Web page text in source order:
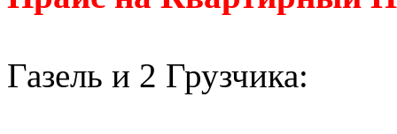
Газель и 2 Грузчика: